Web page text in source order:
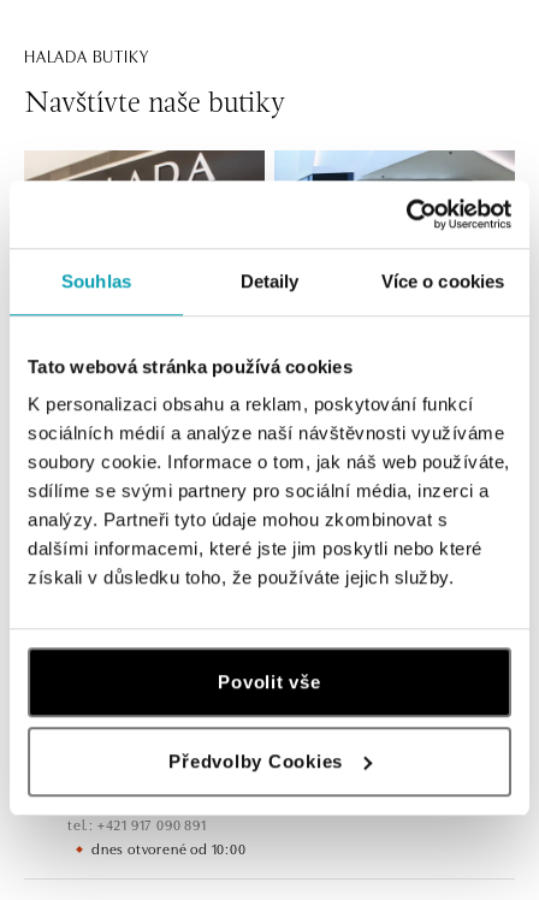
Souhlas Detaily Více o cookies
Tato webová stránka používá cookies
K personalizaci obsahu a reklam, poskytování funkcí
sociálních médií a analýze naší návštěvnosti využíváme
soubory cookie. Informace o tom, jak náš web používáte,
sdílíme se svými partnery pro sociální média, inzerci a
analýzy. Partneři tyto údaje mohou zkombinovat s
dalšími informacemi, které jste jim poskytli nebo které
získali v důsledku toho, že používáte jejich služby.
Povolit vše
Předvolby Cookies
HALADA BUTIKY
Navštívte naše butiky
Všetky Česko Slovensko
HALADA OC Eurovea, Bratislava
Pribinova 8, 811 09 Bratislava
tel.: +421 910 284 071
dnes otvorené od 10:00
Ivanská cesta 16, 821 04 Bratislava
Halada OC Aupark, Bratislava
Einsteinova 18, 851 01 Bratislava
tel.: +421 917 090 891
dnes otvorené od 10:00